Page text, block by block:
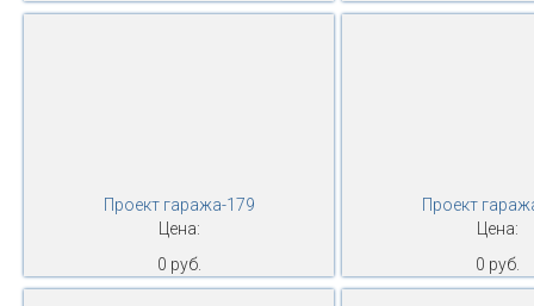
Проект гаража-179
Цена:
0 руб.
Проект
Цена:
0 руб.